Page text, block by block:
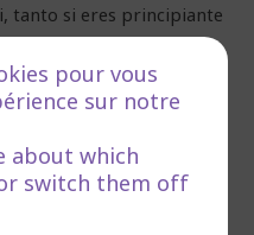
tanto si eres principiante
clases individuales y
una atención
sea seguro y
pour vous
sur notre
about which
switch them off